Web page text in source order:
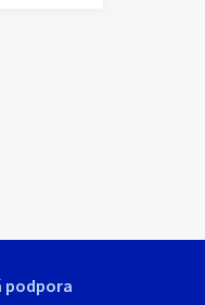
podpora